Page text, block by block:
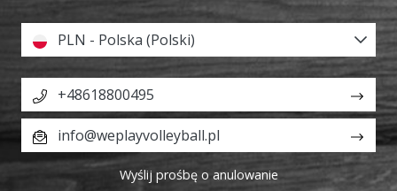
PLN - Polska (Polski)
+48618800495
info@weplayvolleyball.pl
Wyślij prośbę o anulowanie